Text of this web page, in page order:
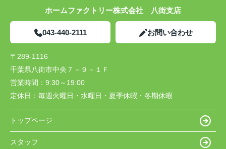
ホームファクトリー株式会社 八街支店
043-440-2111 お問い合わせ
〒289-1116
千葉県八街市中央７－９－１Ｆ
営業時間： 9:30～19:00
定休日： 毎週火曜日・水曜日・夏季休暇・冬期休暇
トップページ
スタッフ